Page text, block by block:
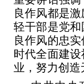
良作风都是
轻干部是党
良作风的忠
时代全面建
业，努力创